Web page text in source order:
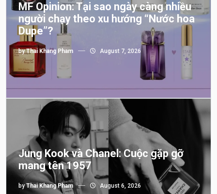
MF Opinion: Tại sao ngày càng nhiều
người chạy theo xu hướng “Nước hoa
Dupe”?
byThai Khang Pham August 7, 2026
Jung Kook và Chanel: Cuộc gặp gỡ
mang tên 1957
byThai Khang Pham August 6, 2026